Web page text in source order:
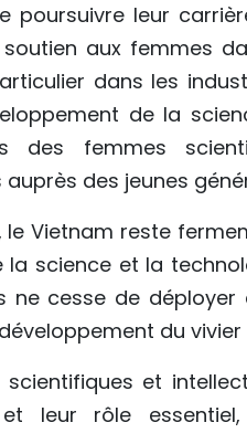
poursuivre leur
aux femmes
dans les
de la
des femmes
des jeunes
le Vietnam reste
la science et la
ne cesse de
du
scientifiques et
leur rôle